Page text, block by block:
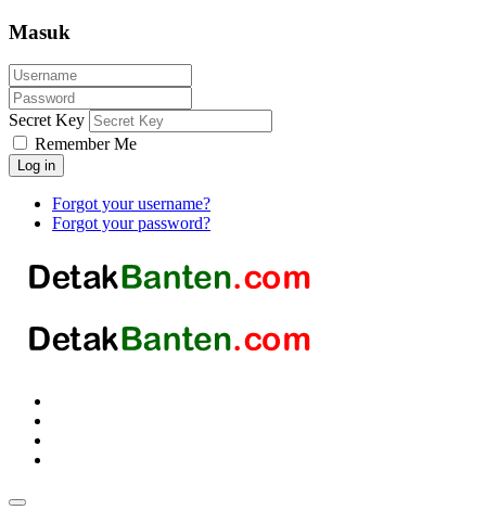
Masuk
Secret Key
Remember Me
Log in
Forgot your username?
Forgot your password?